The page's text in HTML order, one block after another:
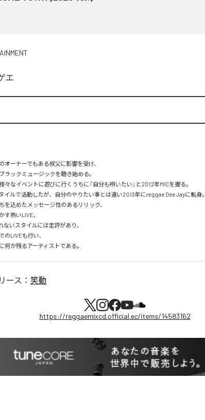
エ
オーナーでもある叔父に影響を受け、
ラックミュージックを聴き始める。
々なイベントに遊びに行くうちに『自分も唄いたい』と2012年MICを握る。
イルで活動したが、自分のやりたい事とは違い2013年にreggae Dee Jayに転身。
を込めたメッセージ性のあるリリック、
す熱いLIVE、
ないスタイルには定評があり、
のLIVEも行い、
何か残るアーティストである。
ース： 笑動
https://reggaemixcd.official.ec/items/14583162